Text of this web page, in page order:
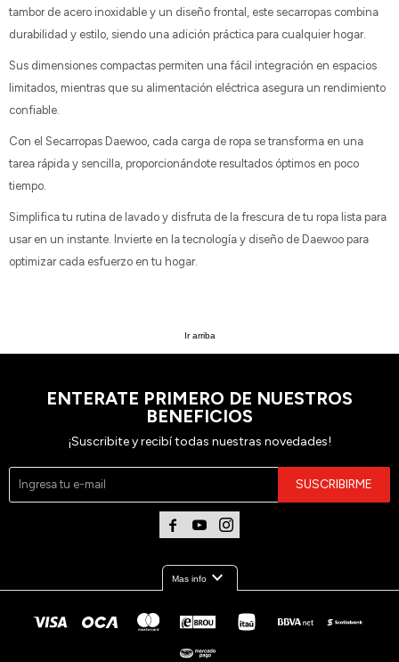
tambor de acero inoxidable y un diseño frontal, este secarropas combina
durabilidad y estilo, siendo una adición práctica para cualquier hogar.
Sus dimensiones compactas permiten una fácil integración en espacios
limitados, mientras que su alimentación eléctrica asegura un rendimiento
confiable.
Con el Secarropas Daewoo, cada carga de ropa se transforma en una
tarea rápida y sencilla, proporcionándote resultados óptimos en poco
tiempo.
Simplifica tu rutina de lavado y disfruta de la frescura de tu ropa lista para
usar en un instante. Invierte en la tecnología y diseño de Daewoo para
optimizar cada esfuerzo en tu hogar.
Ir arriba
ENTERATE PRIMERO DE NUESTROS
BENEFICIOS
¡Suscribite y recibí todas nuestras novedades!
SUSCRIBIRME
  
Mas infoexpand_more